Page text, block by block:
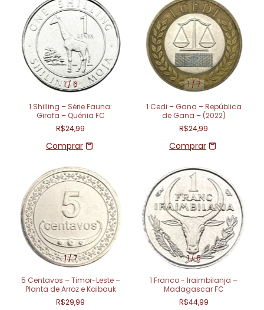
1/6
1 Shilling – Série Fauna:
Girafa – Quênia FC
R$24,99
1/7
1 Cedi – Gana – República
de Gana – (2022)
R$24,99
1/7
5 Centavos – Timor-Leste –
Planta de Arroz e Kaibauk
R$29,99
1/6
1 Franco - Iraimbilanja –
Madagascar FC
R$44,99